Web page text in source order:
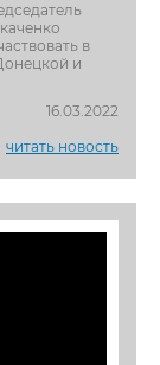
в
и
16.03.2022
читать новость